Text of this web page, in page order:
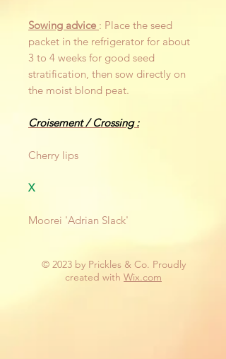
Sowing advice : Place the seed
packet in the refrigerator for about
3 to 4 weeks for good seed
stratification, then sow directly on
the moist blond peat.
Croisement / Crossing :
Cherry lips
X
Moorei 'Adrian Slack'
© 2023 by Prickles & Co. Proudly
created with Wix.com